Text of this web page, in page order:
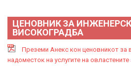
ЦЕНОВНИК ЗА
ВИСОКОГРАДБА
Преземи Анекс кон ценовникот за
надоместок на услугите на